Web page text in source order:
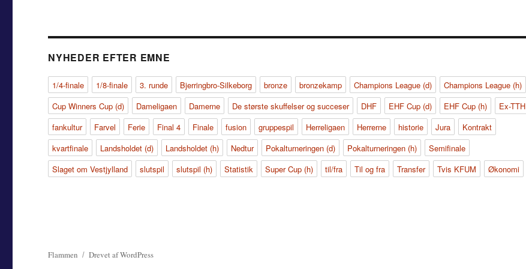
NYHEDER EFTER EMNE
1/4-finale 1/8-finale 3. runde Bjerringbro-Silkeborg bronze bronzekamp Champions League (d)
Champions League (h)
Cup Winners Cup (d)
Dameligaen Damerne De største skuffelser og succeser DHF EHF Cup (d) EHF Cup (h)
Ex-TTH
fankultur
Farvel Ferie Final 4 Finale fusion gruppespil Herreligaen Herrerne historie Jura
Kontrakt
kvartfinale
Landsholdet (d) Landsholdet (h) Nedtur Pokalturneringen (d) Pokalturneringen (h)
Semifinale
Slaget om Vestjylland
slutspil slutspil (h) Statistik Super Cup (h) til/fra Til og fra Transfer Tvis KFUM Økonomi
Flammen Drevet af WordPress